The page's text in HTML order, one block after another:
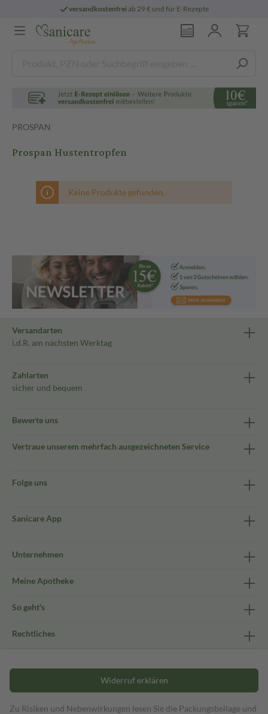
versandkostenfreiab 29 € und für E-Rezepte
PROSPAN
Prospan Hustentropfen
Keine Produkte gefunden.
Versandarten
i.d.R. am nächsten Werktag
Zahlarten
sicher und bequem
Bewerte uns
Vertraue unserem mehrfach ausgezeichneten Service
Folge uns
Sanicare App
Unternehmen
Meine Apotheke
So geht's
Rechtliches
Widerruf erklären
Zu Risiken und Nebenwirkungen lesen Sie die Packungsbeilage und